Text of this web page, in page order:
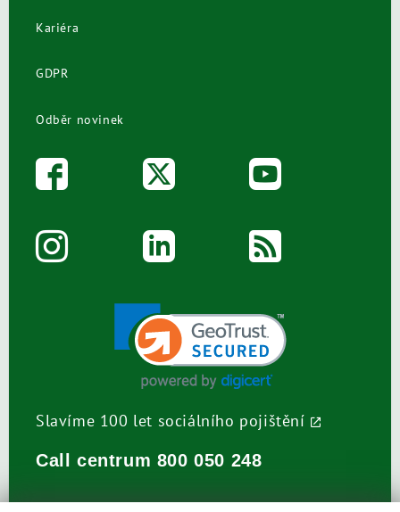
Kariéra
GDPR
Odběr novinek
Slavíme 100 let sociálního pojištění
Call centrum 800 050 248